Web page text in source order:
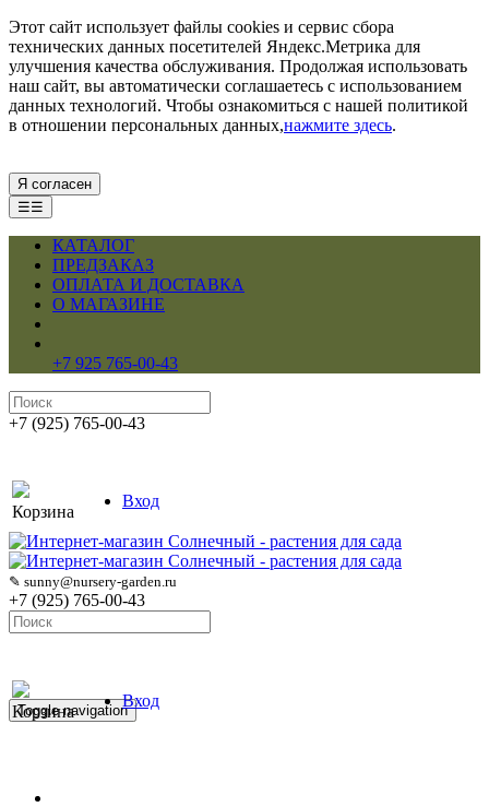
Этот сайт использует файлы cookies и сервис сбора
технических данных посетителей Яндекс.Метрика для
улучшения качества обслуживания. Продолжая использовать
наш сайт, вы автоматически соглашаетесь с использованием
данных технологий. Чтобы ознакомиться с нашей политикой
в отношении персональных данных,нажмите здесь.
Я согласен
☰☰
КАТАЛОГ
ПРЕДЗАКАЗ
ОПЛАТА И ДОСТАВКА
О МАГАЗИНЕ
+7 925 765-00-43
+7 (925) 765-00-43
Корзина
Вход
✎ sunny@nursery-garden.ru
+7 (925) 765-00-43
Корзина
Вход
Toggle navigation